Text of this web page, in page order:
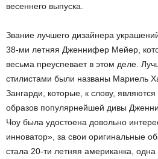
весеннего выпуска.
Звание лучшего дизайнера
38-ми летняя Дженнифер Мейер,
весьма преуспевает в этом деле.
стилистами были названы Мариель
Зангарди, которые, к слову,
образов популярнейшей дивы
Чоу была удостоена довольно
инноватор», за свои оригинальные
стала 20-ти летняя американка, одна